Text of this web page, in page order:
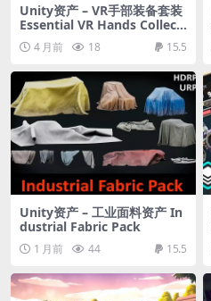
Unity资产 – VR手部装备套装
Essential VR Hands Collecti
on 4 月前 18 15.5
Unity资产 – 工业面料资产 In
dustrial Fabric Pack
1 月前 44 15.5